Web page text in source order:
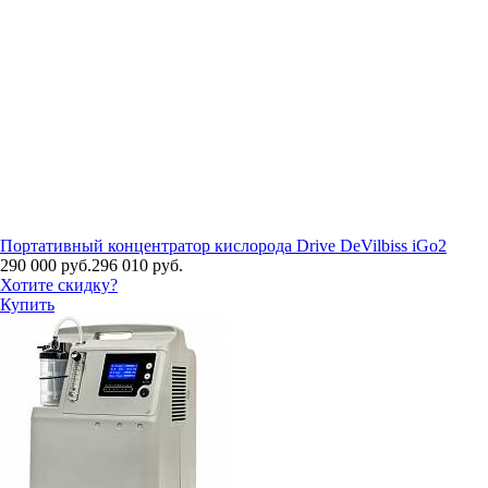
Портативный концентратор кислорода Drive DeVilbiss iGo2
290 000 руб.296 010 руб.
Хотите скидку?
Купить